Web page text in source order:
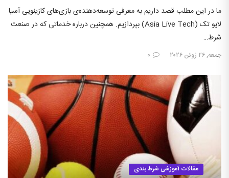
ما در این مطلب قصد داریم به معرفی توسعه‌دهنده‌ی بازی‌های کازینویی آسیا
لایو تک (Asia Live Tech) بپردازیم. همچنین درباره خدماتی که در صنعت
شرط…
جمعه, ۲۶ ژوئن ۲۰۲۶ ۰
مقالات آموزشی شرط بندی